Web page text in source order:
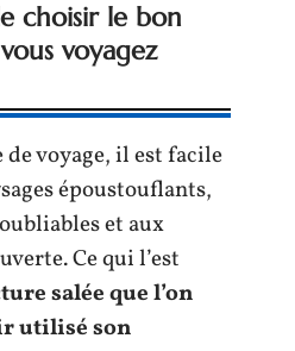
choisir le bon
voyagez
de voyage, il est facile
époustouflants,
et aux
Ce qui l’est
salée que l’on
utilisé son